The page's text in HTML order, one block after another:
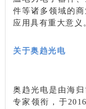
件等诸多领域的
应用具有重大意义
关于奥趋光电
奥趋光电是由海
专家领衔，于